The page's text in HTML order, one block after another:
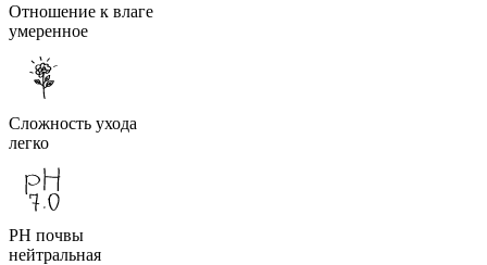
Отношение к влаге
умеренное
Сложность ухода
легко
PH почвы
нейтральная